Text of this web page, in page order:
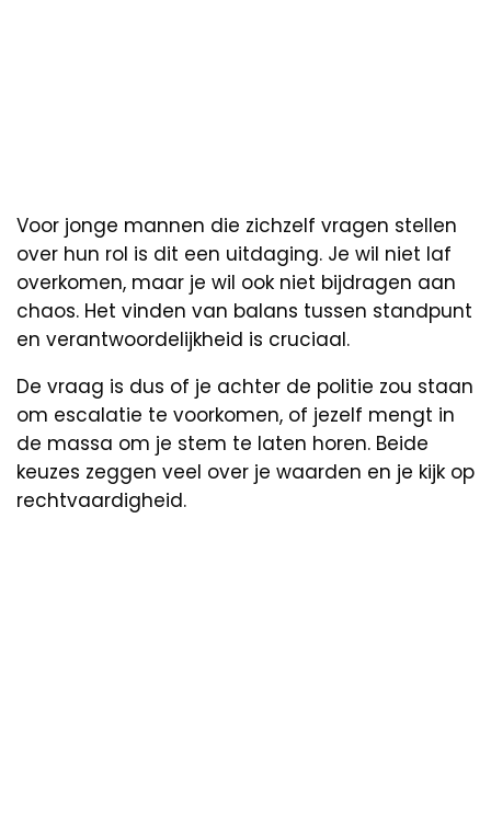
Voor jonge mannen die zichzelf vragen stellen
over hun rol is dit een uitdaging. Je wil niet laf
overkomen, maar je wil ook niet bijdragen aan
chaos. Het vinden van balans tussen standpunt
en verantwoordelijkheid is cruciaal.
De vraag is dus of je achter de politie zou staan
om escalatie te voorkomen, of jezelf mengt in
de massa om je stem te laten horen. Beide
keuzes zeggen veel over je waarden en je kijk op
rechtvaardigheid.